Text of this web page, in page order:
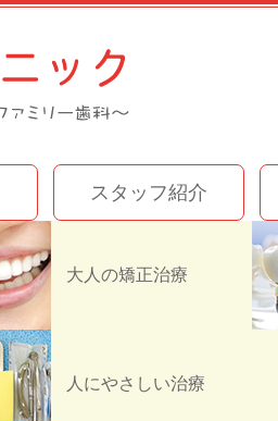
大人の矯正治療
人にやさしい治療
スタッフ紹介